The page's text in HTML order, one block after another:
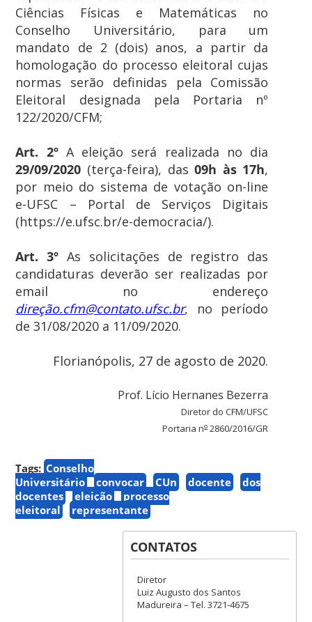
Ciências Físicas e Matemáticas no
Conselho Universitário, para um
mandato de 2 (dois) anos, a partir da
homologação do processo eleitoral cujas
normas serão definidas pela Comissão
Eleitoral designada pela Portaria nº
122/2020/CFM;
Art. 2º A eleição será realizada no dia
29/09/2020 (terça-feira), das09h às 17h,
por meio do sistema de votação on-line
e-UFSC – Portal de Serviços Digitais
(https://e.ufsc.br/e-democracia/).
Art. 3ºAs solicitações de registro das
candidaturas deverão ser realizadas por
email no endereço
direção.cfm@contato.ufsc.br, no período
de 31/08/2020 a 11/09/2020.
Florianópolis, 27 de agosto de 2020.
Prof. Lício Hernanes Bezerra
Diretor do CFM/UFSC
Portaria no2860/2016/GR
Tags: Conselho
Universitário
convocar CUn docente
dos
docentes
eleição
processo
eleitoral
representante
CONTATOS
Diretor
Luiz Augusto dos Santos
Madureira – Tel. 3721-4675